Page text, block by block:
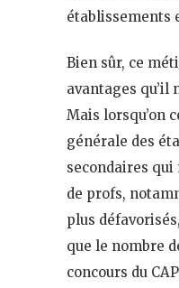
établissements
Bien sûr, ce
avantages qu’il
Mais lorsqu’on
générale des
secondaires
de profs,
plus
que le nombre
concours du